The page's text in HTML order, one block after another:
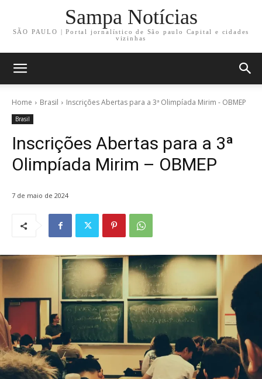
Sampa Notícias
SÃO PAULO | Portal jornalístico de São paulo Capital e cidades
vizinhas
Home Brasil Inscrições Abertas para a 3ª Olimpíada Mirim - OBMEP
Brasil
Inscrições Abertas para a 3ª
Olimpíada Mirim – OBMEP
7 de maio de 2024